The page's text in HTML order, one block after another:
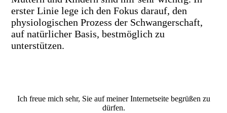
erster Linie lege ich den Fokus darauf, den
physiologischen Prozess der Schwangerschaft,
auf natürlicher Basis, bestmöglich zu
unterstützen.
Ich freue mich sehr, Sie auf meiner Internetseite begrüßen zu
dürfen.